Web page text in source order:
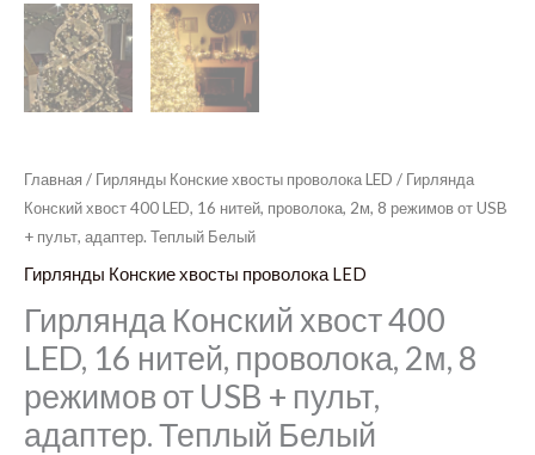
Главная / Гирлянды Конские хвосты проволока LED / Гирлянда
Конский хвост 400 LED, 16 нитей, проволока, 2м, 8 режимов от USB
+ пульт, адаптер. Теплый Белый
Гирлянды Конские хвосты проволока LED
Гирлянда Конский хвост 400
LED, 16 нитей, проволока, 2м, 8
режимов от USB + пульт,
адаптер. Теплый Белый